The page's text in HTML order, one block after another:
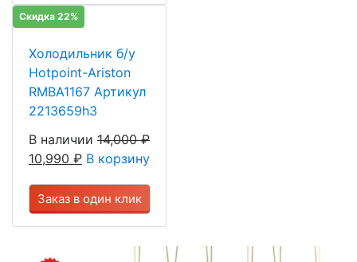
Скидка 22%
Холодильник б/у
Hotpoint-Ariston
RMBA1167 Артикул
2213659h3
В наличии 14,000₽
10,990 ₽ В корзину
Заказ в один клик